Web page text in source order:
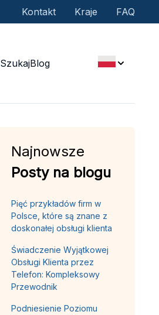
Kontakt Kraje FAQ
SzukajBlog
Najnowsze
Posty na blogu
Pięć przykładów firm w
Polsce, które są znane z
doskonałej obsługi klienta
Świadczenie Wyjątkowej
Obsługi Klienta przez
Telefon: Kompleksowy
Przewodnik
Podniesienie Poziomu